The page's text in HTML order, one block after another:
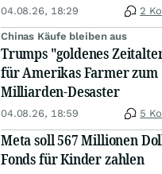
04.08.26, 18:29 2
Chinas Käufe bleiben aus
Trumps "goldenes
für Amerikas Farmer zum
Milliarden-Desaster
04.08.26, 18:59 5
Meta soll 567 Millionen
Fonds für Kinder zahlen